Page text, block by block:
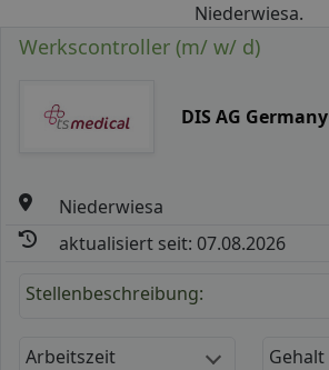
Niederwiesa.
Werkscontroller (m/ w/ d)
DIS AG Germany
Niederwiesa
aktualisiert seit: 07.08.2026
Stellenbeschreibung:
Arbeitszeit Gehalt